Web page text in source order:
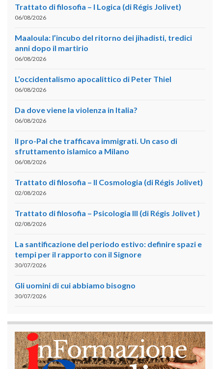
Trattato di filosofia – I Logica (di Régis Jolivet)
06/08/2026
Maaloula: l’incubo del ritorno dei jihadisti, tredici
anni dopo il martirio
06/08/2026
L’occidentalismo apocalittico di Peter Thiel
06/08/2026
Da dove viene la violenza in Italia?
06/08/2026
Il pro-Pal che trafficava immigrati. Un caso di
sfruttamento islamico a Milano
06/08/2026
Trattato di filosofia – II Cosmologia (di Régis Jolivet)
02/08/2026
Trattato di filosofia – Psicologia III (di Régis Jolivet )
02/08/2026
La santificazione del periodo estivo: definire spazi e
tempi per il rapporto con il Signore
30/07/2026
Gli uomini di cui abbiamo bisogno
30/07/2026